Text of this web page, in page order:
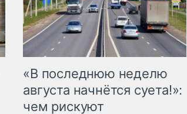
«В последнюю неделю
августа начнётся суета!»:
чем рискуют